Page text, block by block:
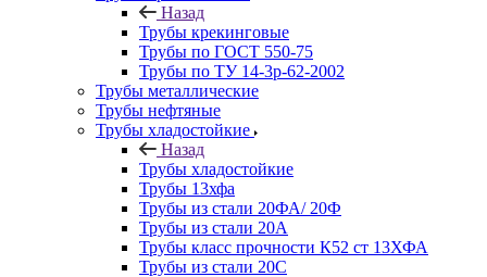
Назад
Трубы крекинговые
Трубы по ГОСТ 550-75
Трубы по ТУ 14-3р-62-2002
Трубы металлические
Трубы нефтяные
Трубы хладостойкие
Назад
Трубы хладостойкие
Трубы 13хфа
Трубы из стали 20ФА/ 20Ф
Трубы из стали 20А
Трубы класс прочности К52 ст 13ХФА
Трубы из стали 20С